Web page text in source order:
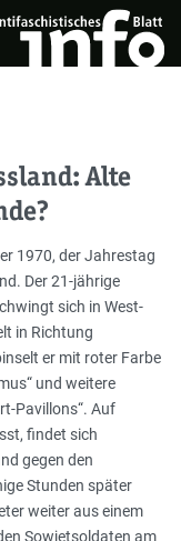
Alte
1970, der Jahrestag
Der 21-jährige
sich in West-
in Richtung
er mit roter Farbe
“ und weitere
Pavillons“. Auf
findet sich
gegen den
Stunden später
weiter aus einem
Sowjetsoldaten am